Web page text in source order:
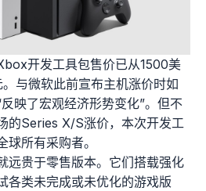
开发工具包售价已从1500美
与微软此前宣布主机涨价时如
映了宏观经济形势变化”。但不
的Series X/S涨价，本次开发工
所有采购者。
远贵于零售版本。它们搭载强化
各类未完成或未优化的游戏版